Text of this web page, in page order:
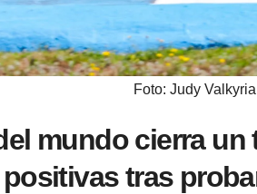
Foto: Judy Valkyria
mundo cierra un
tras